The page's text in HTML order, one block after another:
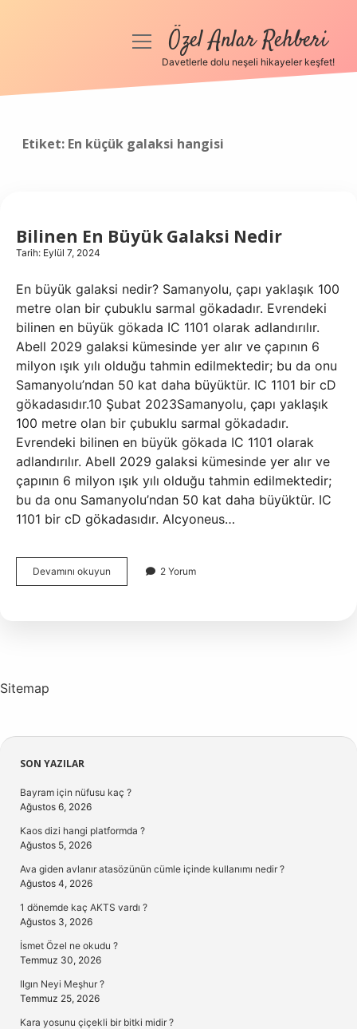
Anasayfa
menüyüÖzel Anlar Rehberi
Davetlerle dolu neşeli hikayeler keşfet!
Etiket: En küçük galaksi hangisi
Bilinen En Büyük Galaksi Nedir
Tarih: Eylül 7, 2024
En büyük galaksi nedir? Samanyolu, çapı yaklaşık 100
metre olan bir çubuklu sarmal gökadadır. Evrendeki
bilinen en büyük gökada IC 1101 olarak adlandırılır.
Abell 2029 galaksi kümesinde yer alır ve çapının 6
milyon ışık yılı olduğu tahmin edilmektedir; bu da onu
Samanyolu’ndan 50 kat daha büyüktür. IC 1101 bir cD
gökadasıdır.10 Şubat 2023Samanyolu, çapı yaklaşık
100 metre olan bir çubuklu sarmal gökadadır.
Evrendeki bilinen en büyük gökada IC 1101 olarak
adlandırılır. Abell 2029 galaksi kümesinde yer alır ve
çapının 6 milyon ışık yılı olduğu tahmin edilmektedir;
bu da onu Samanyolu’ndan 50 kat daha büyüktür. IC
1101 bir cD gökadasıdır. Alcyoneus…
Devamını okuyun
En
2 Yorum
Sitemap
Sidebar
SON YAZILAR
Bayram için nüfusu kaç ?
Ağustos 6, 2026
Kaos dizi hangi platformda ?
Ağustos 5, 2026
Ava giden avlanır atasözünün cümle içinde kullanımı nedir ?
Ağustos 4, 2026
1 dönemde kaç AKTS vardı ?
Ağustos 3, 2026
İsmet Özel ne okudu ?
Temmuz 30, 2026
Ilgın Neyi Meşhur ?
Temmuz 25, 2026
Kara yosunu çiçekli bir bitki midir ?